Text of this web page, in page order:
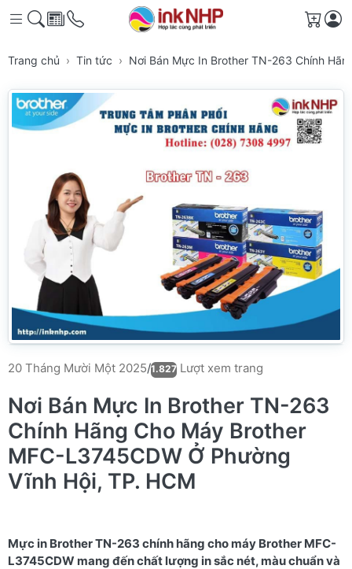
Giỏ
Trang chủ Tin tức Nơi Bán Mực In Brother TN-263 Chính
20 Tháng Mười Một 2025/1.827 Lượt xem trang
Nơi Bán Mực In Brother TN-263
Chính Hãng Cho Máy Brother
MFC-L3745CDW Ở Phường
Vĩnh Hội, TP. HCM
Mực in Brother TN-263 chính hãng cho máy Brother MFC-
L3745CDW mang đến chất lượng in sắc nét, màu chuẩn và